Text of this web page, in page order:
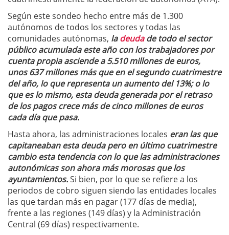
Según este sondeo hecho entre más de 1.300
autónomos de todos los sectores y todas las
comunidades autónomas, ladeudade todo el sector
público acumulada este año con los trabajadores por
cuenta propia asciende a 5.510 millones de euros,
unos 637 millones más que en el segundo cuatrimestre
del año, lo que representa un aumento del 13%; o lo
que es lo mismo, esta deuda generada por el retraso
de los pagos crece más de cinco millones de euros
cada día que pasa.
Hasta ahora, las administraciones locales eran las que
capitaneaban esta deuda pero en último cuatrimestre
cambio esta tendencia con lo que las administraciones
autonómicas son ahora más morosas que los
ayuntamientos.Si bien, por lo que se refiere a los
periodos de cobro siguen siendo las entidades locales
las que tardan más en pagar (177 días de media),
frente a las regiones (149 días) y la Administración
Central (69 días) respectivamente.